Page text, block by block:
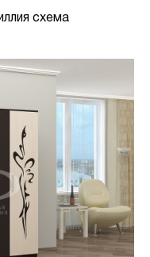
схема